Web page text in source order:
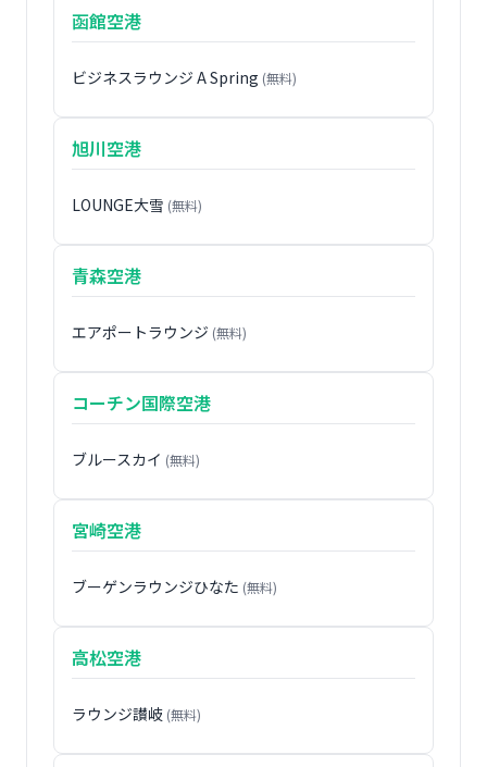
函館空港
ビジネスラウンジ A Spring (無料)
旭川空港
LOUNGE大雪 (無料)
青森空港
エアポートラウンジ (無料)
コーチン国際空港
ブルースカイ (無料)
宮崎空港
ブーゲンラウンジひなた (無料)
高松空港
ラウンジ讃岐 (無料)